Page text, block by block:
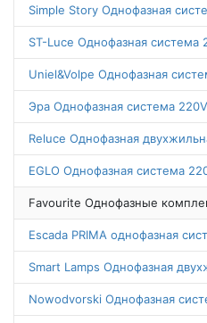
Simple Story Однофазная
ST-Luce Однофазная система
Uniel&Volpe Однофазная
Эра Однофазная система 220V
Reluce Однофазная
EGLO Однофазная система
Favourite Однофазные
Escada PRIMA однофазная
Smart Lamps Однофазная
Nowodvorski Однофазная